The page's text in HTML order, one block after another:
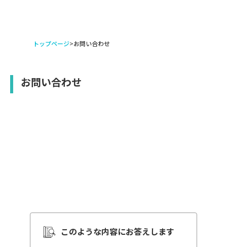
トップページ>お問い合わせ
お問い合わせ
このような内容にお答えします